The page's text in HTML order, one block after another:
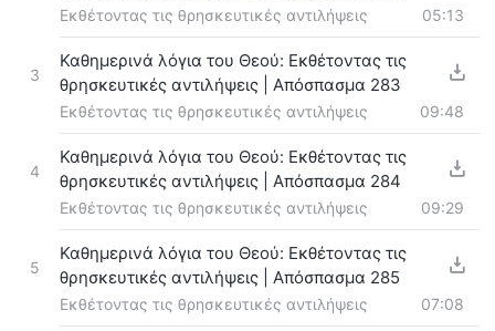
Εκθέτοντας τις θρησκευτικές αντιλήψεις 05:13
3
Καθημερινά λόγια του Θεού: Εκθέτοντας τις
θρησκευτικές αντιλήψεις | Απόσπασμα 283
Εκθέτοντας τις θρησκευτικές αντιλήψεις 09:48
4
Καθημερινά λόγια του Θεού: Εκθέτοντας τις
θρησκευτικές αντιλήψεις | Απόσπασμα 284
Εκθέτοντας τις θρησκευτικές αντιλήψεις 09:29
5
Καθημερινά λόγια του Θεού: Εκθέτοντας τις
θρησκευτικές αντιλήψεις | Απόσπασμα 285
Εκθέτοντας τις θρησκευτικές αντιλήψεις 07:08